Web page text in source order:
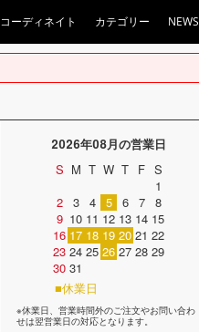
コーディネイト カテゴリー NEWS
2026年08月の営業日
S M T W T F S
1
2
3 4 5 6 7
8
9 10 11 12 13 14 15
16 17 18 19 20 21 22
23 24 25 26 27 28 29
30 31
■休業日
※休業日、営業時間外のご注文やお問い合わ
せは翌営業日の対応となります。